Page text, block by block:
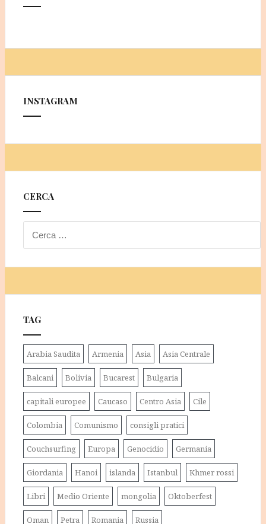
INSTAGRAM
CERCA
per:
TAG
Arabia Saudita Armenia Asia Asia Centrale
Balcani Bolivia Bucarest Bulgaria
capitali europee Caucaso Centro Asia Cile
Colombia Comunismo consigli pratici
Couchsurfing Europa Genocidio Germania
Giordania Hanoi islanda Istanbul Khmer rossi
Libri Medio Oriente mongolia Oktoberfest
Oman Petra Romania Russia